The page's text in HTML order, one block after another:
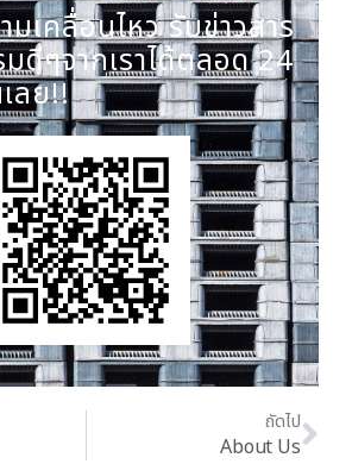
เคลื่อนไหว รับข่าวสาร
ดีๆจากเราได้ตลอด 24
ลย!!
ถัดไป
About Us